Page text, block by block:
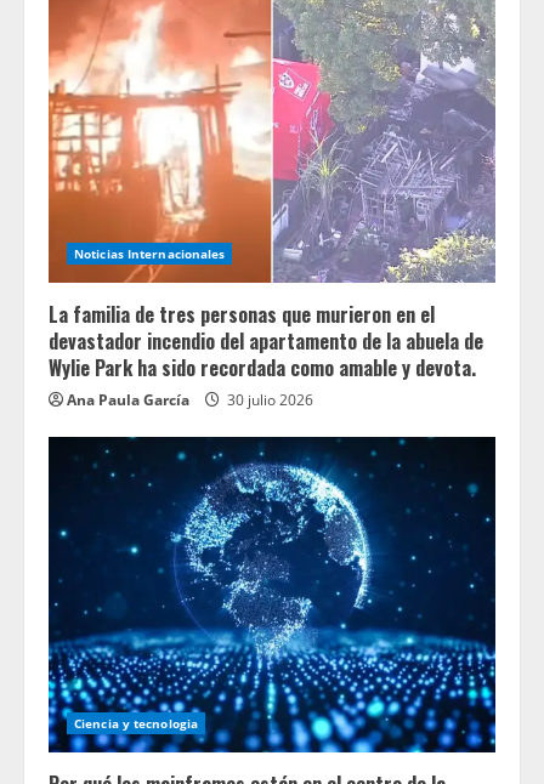
Noticias Internacionales
La familia de tres personas que murieron en el
devastador incendio del apartamento de la abuela de
Wylie Park ha sido recordada como amable y devota.
Ana Paula García 30 julio 2026
Ciencia y tecnologia